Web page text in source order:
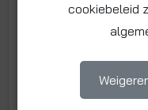
RVS (AISI316L)
wartelmoer
Meer info
cookiebeleid